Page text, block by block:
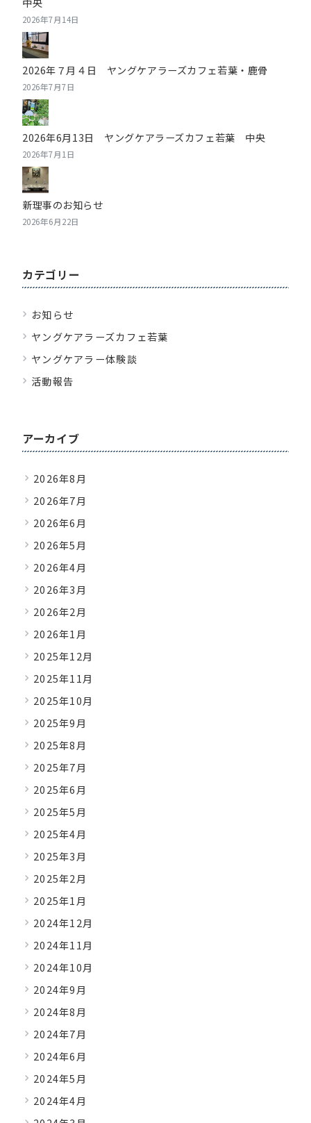
中央
2026年7月14日
2026年７月４日 ヤングケアラーズカフェ若葉・鹿骨
2026年7月7日
2026年6月13日 ヤングケアラーズカフェ若葉 中央
2026年7月1日
新理事のお知らせ
2026年6月22日
カテゴリー
お知らせ
ヤングケアラーズカフェ若葉
ヤングケアラー体験談
活動報告
アーカイブ
2026年8月
2026年7月
2026年6月
2026年5月
2026年4月
2026年3月
2026年2月
2026年1月
2025年12月
2025年11月
2025年10月
2025年9月
2025年8月
2025年7月
2025年6月
2025年5月
2025年4月
2025年3月
2025年2月
2025年1月
2024年12月
2024年11月
2024年10月
2024年9月
2024年8月
2024年7月
2024年6月
2024年5月
2024年4月